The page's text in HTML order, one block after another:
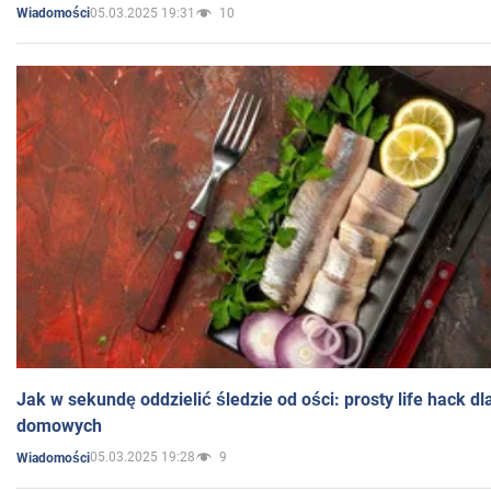
Wiadomości05.03.2025 19:31 10
Jak w sekundę oddzielić śledzie od ości: prosty life hack
domowych
Wiadomości05.03.2025 19:28 9